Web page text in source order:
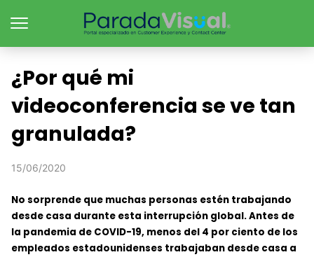
¿Por qué mi
videoconferencia se ve tan
granulada?
15/06/2020
No sorprende que muchas personas estén trabajando
desde casa durante esta interrupción global. Antes de
la pandemia de COVID-19, menos del 4 por ciento de los
empleados estadounidenses trabajaban desde casa a